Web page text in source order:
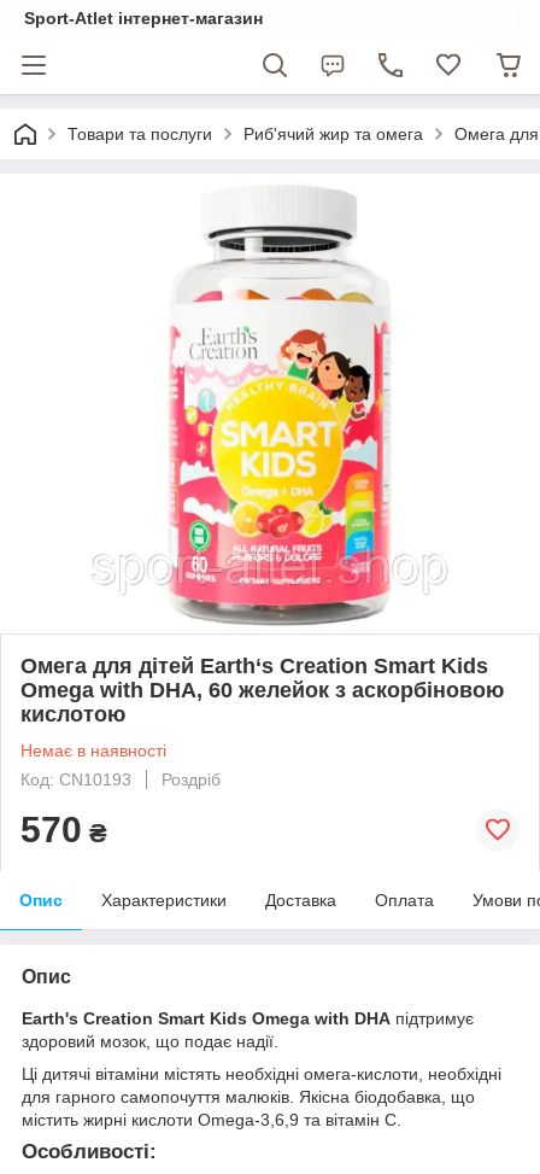
Sport-Atlet інтернет-магазин
Товари та послуги Риб'ячий жир та омега Омега для
Омега для дітей Earth‘s Creation Smart Kids
Omega with DHA, 60 желейок з аскорбіновою
кислотою
Немає в наявності
Код: CN10193
Роздріб
570 ₴
Опис Характеристики Доставка Оплата Умови
Опис
Earth's Creation Smart Kids Omega with DHA підтримує
здоровий мозок, що подає надії.
Ці дитячі вітаміни містять необхідні омега-кислоти, необхідні
для гарного самопочуття малюків. Якісна біодобавка, що
містить жирні кислоти Omega-3,6,9 та вітамін С.
Особливості: